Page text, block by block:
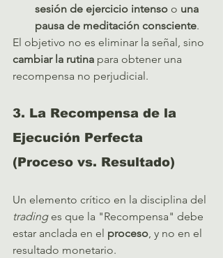
sesión de ejercicio intenso o una
pausa de meditación consciente.
El objetivo no es eliminar la señal, sino
cambiar la rutina para obtener una
recompensa no perjudicial.
3. La Recompensa de la
Ejecución Perfecta
(Proceso vs. Resultado)
Un elemento crítico en la disciplina del
trading es que la "Recompensa" debe
estar anclada en el proceso, y no en el
resultado monetario.